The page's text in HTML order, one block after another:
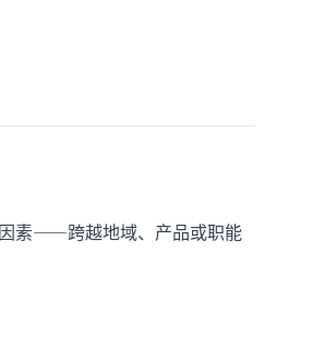
素——跨越地域、产品或职能